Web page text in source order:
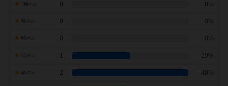
0 0%
0 0%
0 0%
7点の人 1 20%
2 40%